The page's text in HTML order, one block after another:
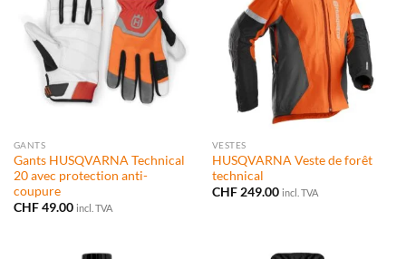
GANTS
Gants HUSQVARNA Technical
20 avec protection anti-
coupure
CHF49.00 incl. TVA
VESTES
HUSQVARNA Veste de forêt
technical
CHF249.00 incl. TVA